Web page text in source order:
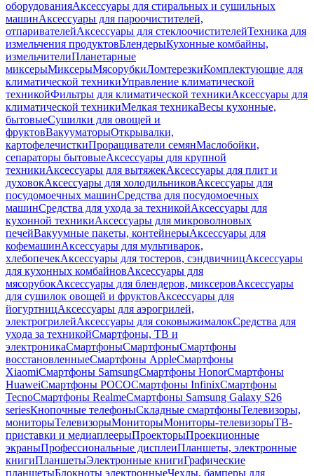
оборудованияАксессуары для стиральных и сушильных
машинАксессуары для пароочистителей,
отпаривателейАксессуары для стеклоочистителейТехника для
измельчения продуктовБлендерыКухонные комбайны,
измельчителиПланетарные
миксерыМиксерыМясорубкиЛомтерезкиКомплектующие для
климатической техникиУправление климатической
техникойФильтры для климатической техникиАксессуары для
климатической техникиМелкая техникаВесы кухонные,
бытовыеСушилки для овощей и
фруктовВакууматорыОткрывалки,
картофелечисткиПроращиватели семянМаслобойки,
сепараторы бытовыеАксессуары для крупной
техникиАксессуары для вытяжекАксессуары для плит и
духовокАксессуары для холодильниковАксессуары для
посудомоечных машинСредства для посудомоечных
машинСредства для ухода за техникойАксессуары для
кухонной техникиАксессуары для микроволновых
печейВакуумные пакеты, контейнерыАксессуары для
кофемашинАксессуары для мультиварок,
хлебопечекАксессуары для тостеров, сэндвичницАксессуары
для кухонных комбайновАксессуары для
мясорубокАксессуары для блендеров, миксеровАксессуары
для сушилок овощей и фруктовАксессуары для
йогуртницАксессуары для аэрогрилей,
электрогрилейАксессуары для соковыжималокСредства для
ухода за техникойСмартфоны, ТВ и
электроникаСмартфоныСмартфоныСмартфоны
восстановленныеСмартфоны AppleСмартфоны
XiaomiСмартфоны SamsungСмартфоны HonorСмартфоны
HuaweiСмартфоны POCOСмартфоны InfinixСмартфоны
TecnoСмартфоны RealmeСмартфоны Samsung Galaxy S26
seriesКнопочные телефоныСкладные смартфоныТелевизоры,
мониторыТелевизорыМониторыМониторы-телевизорыТВ-
приставки и медиаплеерыПроекторыПроекционные
экраныПрофессиональные дисплеиПланшеты, электронные
книгиПланшетыЭлектронные книгиГрафические
планшетыБлокноты электронныеЧехлы, бамперы для